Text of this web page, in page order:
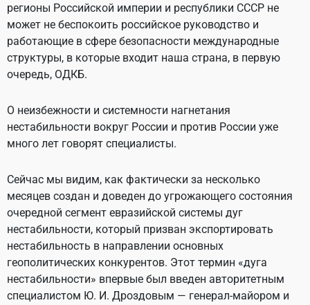
регионы Российской империи и республики СССР не
может не беспокоить российское руководство и
работающие в сфере безопасности международные
структуры, в которые входит наша страна, в первую
очередь, ОДКБ.
О неизбежности и системности нагнетания
нестабильности вокруг России и против России уже
много лет говорят специалисты.
Сейчас мы видим, как фактически за несколько
месяцев создан и доведен до угрожающего состояния
очередной сегмент евразийской системы дуг
нестабильности, который призван экспортировать
нестабильность в направлении основных
геополитических конкурентов. Этот термин «дуга
нестабильности» впервые был введен авторитетным
специалистом Ю. И. Дроздовым — генерал-майором и